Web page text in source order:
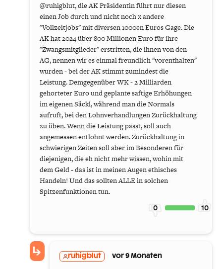
@ruhigblut, die AK Präsidentin führt nur diesen
einen Job durch und nicht noch x andere
"Vollzeitjobs" mit diversen 1000en Euros Gage. Die
AK hat 2024 über 800 Millionen Euro für ihre
"Zwangsmitglieder" erstritten, die ihnen von den
AG, nennen wir es einmal freundlich "vorenthalten"
wurden - bei der AK stimmt zumindest die
Leistung. Demgegenüber WK - 2 Milliarden
gehorteter Euro und geplante saftige Erhöhungen
im eigenen Säckl, während man die Normals
aufruft, bei den Lohnverhandlungen Zurückhaltung
zu üben. Wenn die Leistung passt, soll auch
angemessen entlohnt werden. Zurückhaltung in
schwierigen Zeiten soll aber im Besonderen für
diejenigen, die eh nicht mehr wissen, wohin mit
dem Geld - das ist in meinen Augen ethisches
Handeln! Und das sollten ALLE in solchen
Spitzenfunktionen tun.
0 10
ruhigblut vor 9 Monaten